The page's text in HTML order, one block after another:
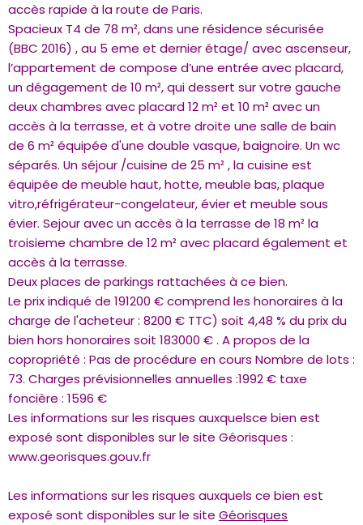
accès rapide à la route de Paris.
Spacieux T4 de 78 m², dans une résidence sécurisée
(BBC 2016) , au 5 eme et dernier étage/ avec ascenseur,
l’appartement de compose d’une entrée avec placard,
un dégagement de 10 m², qui dessert sur votre gauche
deux chambres avec placard 12 m² et 10 m² avec un
accès à la terrasse, et à votre droite une salle de bain
de 6 m² équipée d'une double vasque, baignoire. Un wc
séparés. Un séjour /cuisine de 25 m² , la cuisine est
équipée de meuble haut, hotte, meuble bas, plaque
vitro,réfrigérateur-congelateur, évier et meuble sous
évier. Sejour avec un accès à la terrasse de 18 m² la
troisieme chambre de 12 m² avec placard également et
accès à la terrasse.
Deux places de parkings rattachées à ce bien.
Le prix indiqué de 191200 € comprend les honoraires à la
charge de l'acheteur : 8200 € TTC) soit 4,48 % du prix du
bien hors honoraires soit 183000 € . A propos de la
copropriété : Pas de procédure en cours Nombre de lots :
73. Charges prévisionnelles annuelles :1992 € taxe
foncière : 1596 €
Les informations sur les risques auxquelsce bien est
exposé sont disponibles sur le site Géorisques :
www.georisques.gouv.fr
Les informations sur les risques auxquels ce bien est
exposé sont disponibles sur le site Géorisques